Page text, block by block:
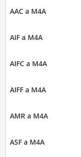
AAC a M4A
AIF a M4A
AIFC a M4A
AIFF a M4A
AMR a M4A
ASF a M4A